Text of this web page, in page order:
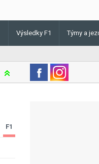
Výsledky F1 Týmy a
Lando Norris v Maďarsku letos
F1